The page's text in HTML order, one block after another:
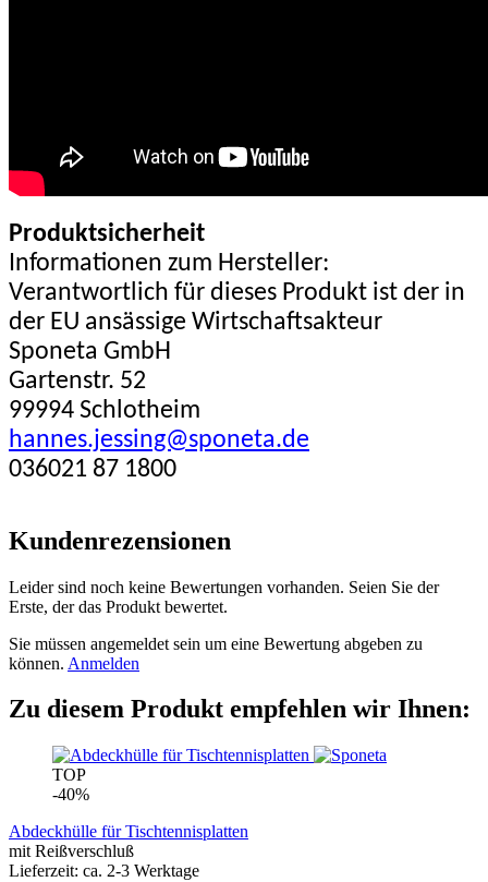
Produktsicherheit
Informationen zum Hersteller:
Verantwortlich für dieses Produkt ist der in
der EU ansässige Wirtschaftsakteur
Sponeta GmbH
Gartenstr. 52
99994 Schlotheim
hannes.jessing@sponeta.de
036021 87 1800
Kundenrezensionen
Leider sind noch keine Bewertungen vorhanden. Seien Sie der
Erste, der das Produkt bewertet.
Sie müssen angemeldet sein um eine Bewertung abgeben zu
können. Anmelden
Zu diesem Produkt empfehlen wir Ihnen:
TOP
-40%
Abdeckhülle für Tischtennisplatten
mit Reißverschluß
Lieferzeit: ca. 2-3 Werktage